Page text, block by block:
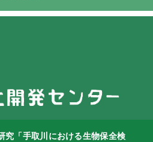
究「手取川における生物保全検